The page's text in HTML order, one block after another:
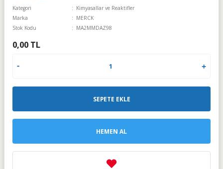
Kategori
Kimyasallar ve Reaktifler
Marka
MERCK
Stok Kodu
MA2MMDAZ98
0,00 TL
SEPETE EKLE
HEMEN AL